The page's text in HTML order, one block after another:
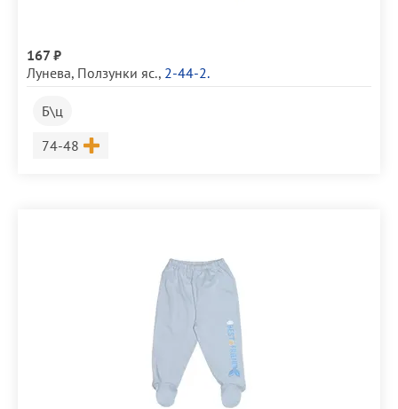
167 ₽
Лунева, Ползунки яс., 2-44-2.
Б\ц
Размер
74-48